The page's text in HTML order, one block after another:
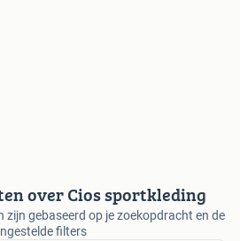
over Cios sportkleding
zijn gebaseerd op je zoekopdracht en de
filters